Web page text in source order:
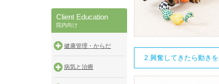
Client Education
院内向け
健康管理・からだ
病気と治療
2.興奮してきたら動き